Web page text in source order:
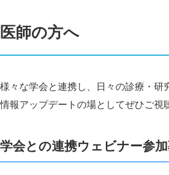
医師の方へ
様々な学会と連携し、日々の診療・
情報アップデートの場としてぜひご視
学会との連携ウェビナー参